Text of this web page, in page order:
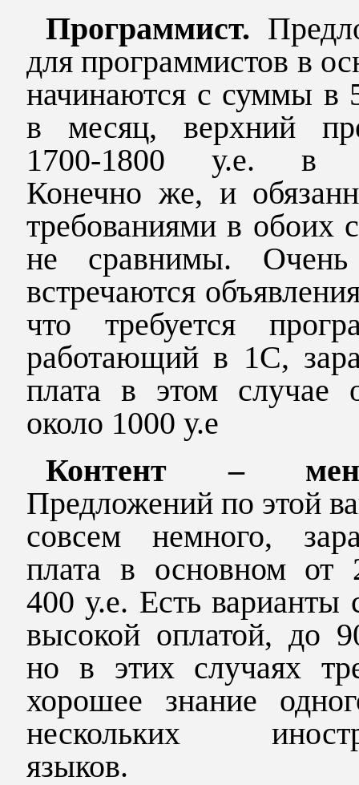
Программист.
для программистов в
начинаются с суммы в
в месяц, верхний
1700-1800 у.е. в
Конечно же, и
требованиями в обоих
не сравнимы. Очень
встречаются
что требуется
работающий в 1С,
плата в этом случае
около 1000 у.е
Контент –
Предложений по этой
совсем немного,
плата в основном от
400 у.е. Есть варианты
высокой оплатой, до
но в этих случаях
хорошее знание
нескольких
языков.